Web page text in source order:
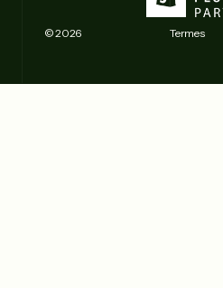
© 2026 Termes